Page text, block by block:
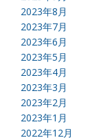
2023年8月
2023年7月
2023年6月
2023年5月
2023年4月
2023年3月
2023年2月
2023年1月
2022年12月